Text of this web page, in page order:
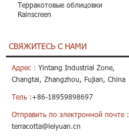
Терракотовые облицовки
Rainscreen
СВЯЖИТЕСЬ С НАМИ
Адрес : Yintang Industrial Zone,
Changtai, Zhangzhou, Fujian, China
Тель :+86-18959898697
Отправить по электронной почте :
terracotta@leiyuan.cn